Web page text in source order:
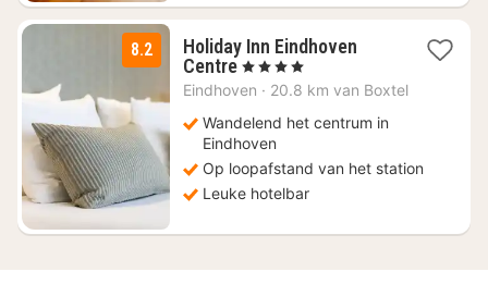
8.2
Holiday Inn Eindhoven
Centre2
nachten
€
119
, 4 Sterren
Eindhoven · 20.8 km van Boxtel
Wandelend het centrum in
Eindhoven
Op loopafstand van het station
Leuke hotelbar